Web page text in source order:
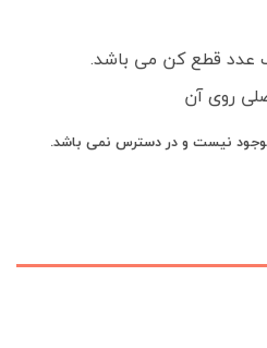
عدد قطع کن می باشد.
روی آن
نیست و در دسترس نمی باشد.